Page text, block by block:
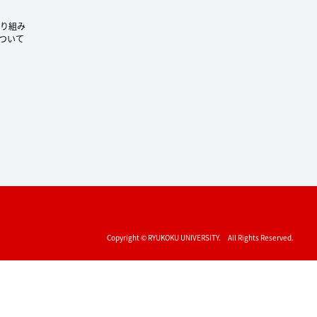
組み
いて
Copyright © RYUKOKU UNIVERSITY. All Rights Reserved.